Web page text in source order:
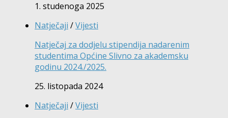
1. studenoga 2025
Natječaji /Vijesti
Natječaj za dodjelu stipendija nadarenim
studentima Općine Slivno za akademsku
godinu 2024./2025.
25. listopada 2024
Natječaji /Vijesti